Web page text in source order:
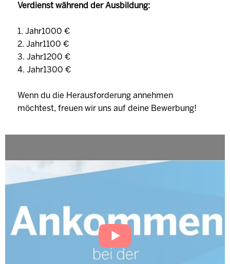
Verdienst während der Ausbildung:
1. Jahr1000 €
2. Jahr1100 €
3. Jahr1200 €
4. Jahr1300 €
Wenn du die Herausforderung annehmen
möchtest, freuen wir uns auf deine Bewerbung!